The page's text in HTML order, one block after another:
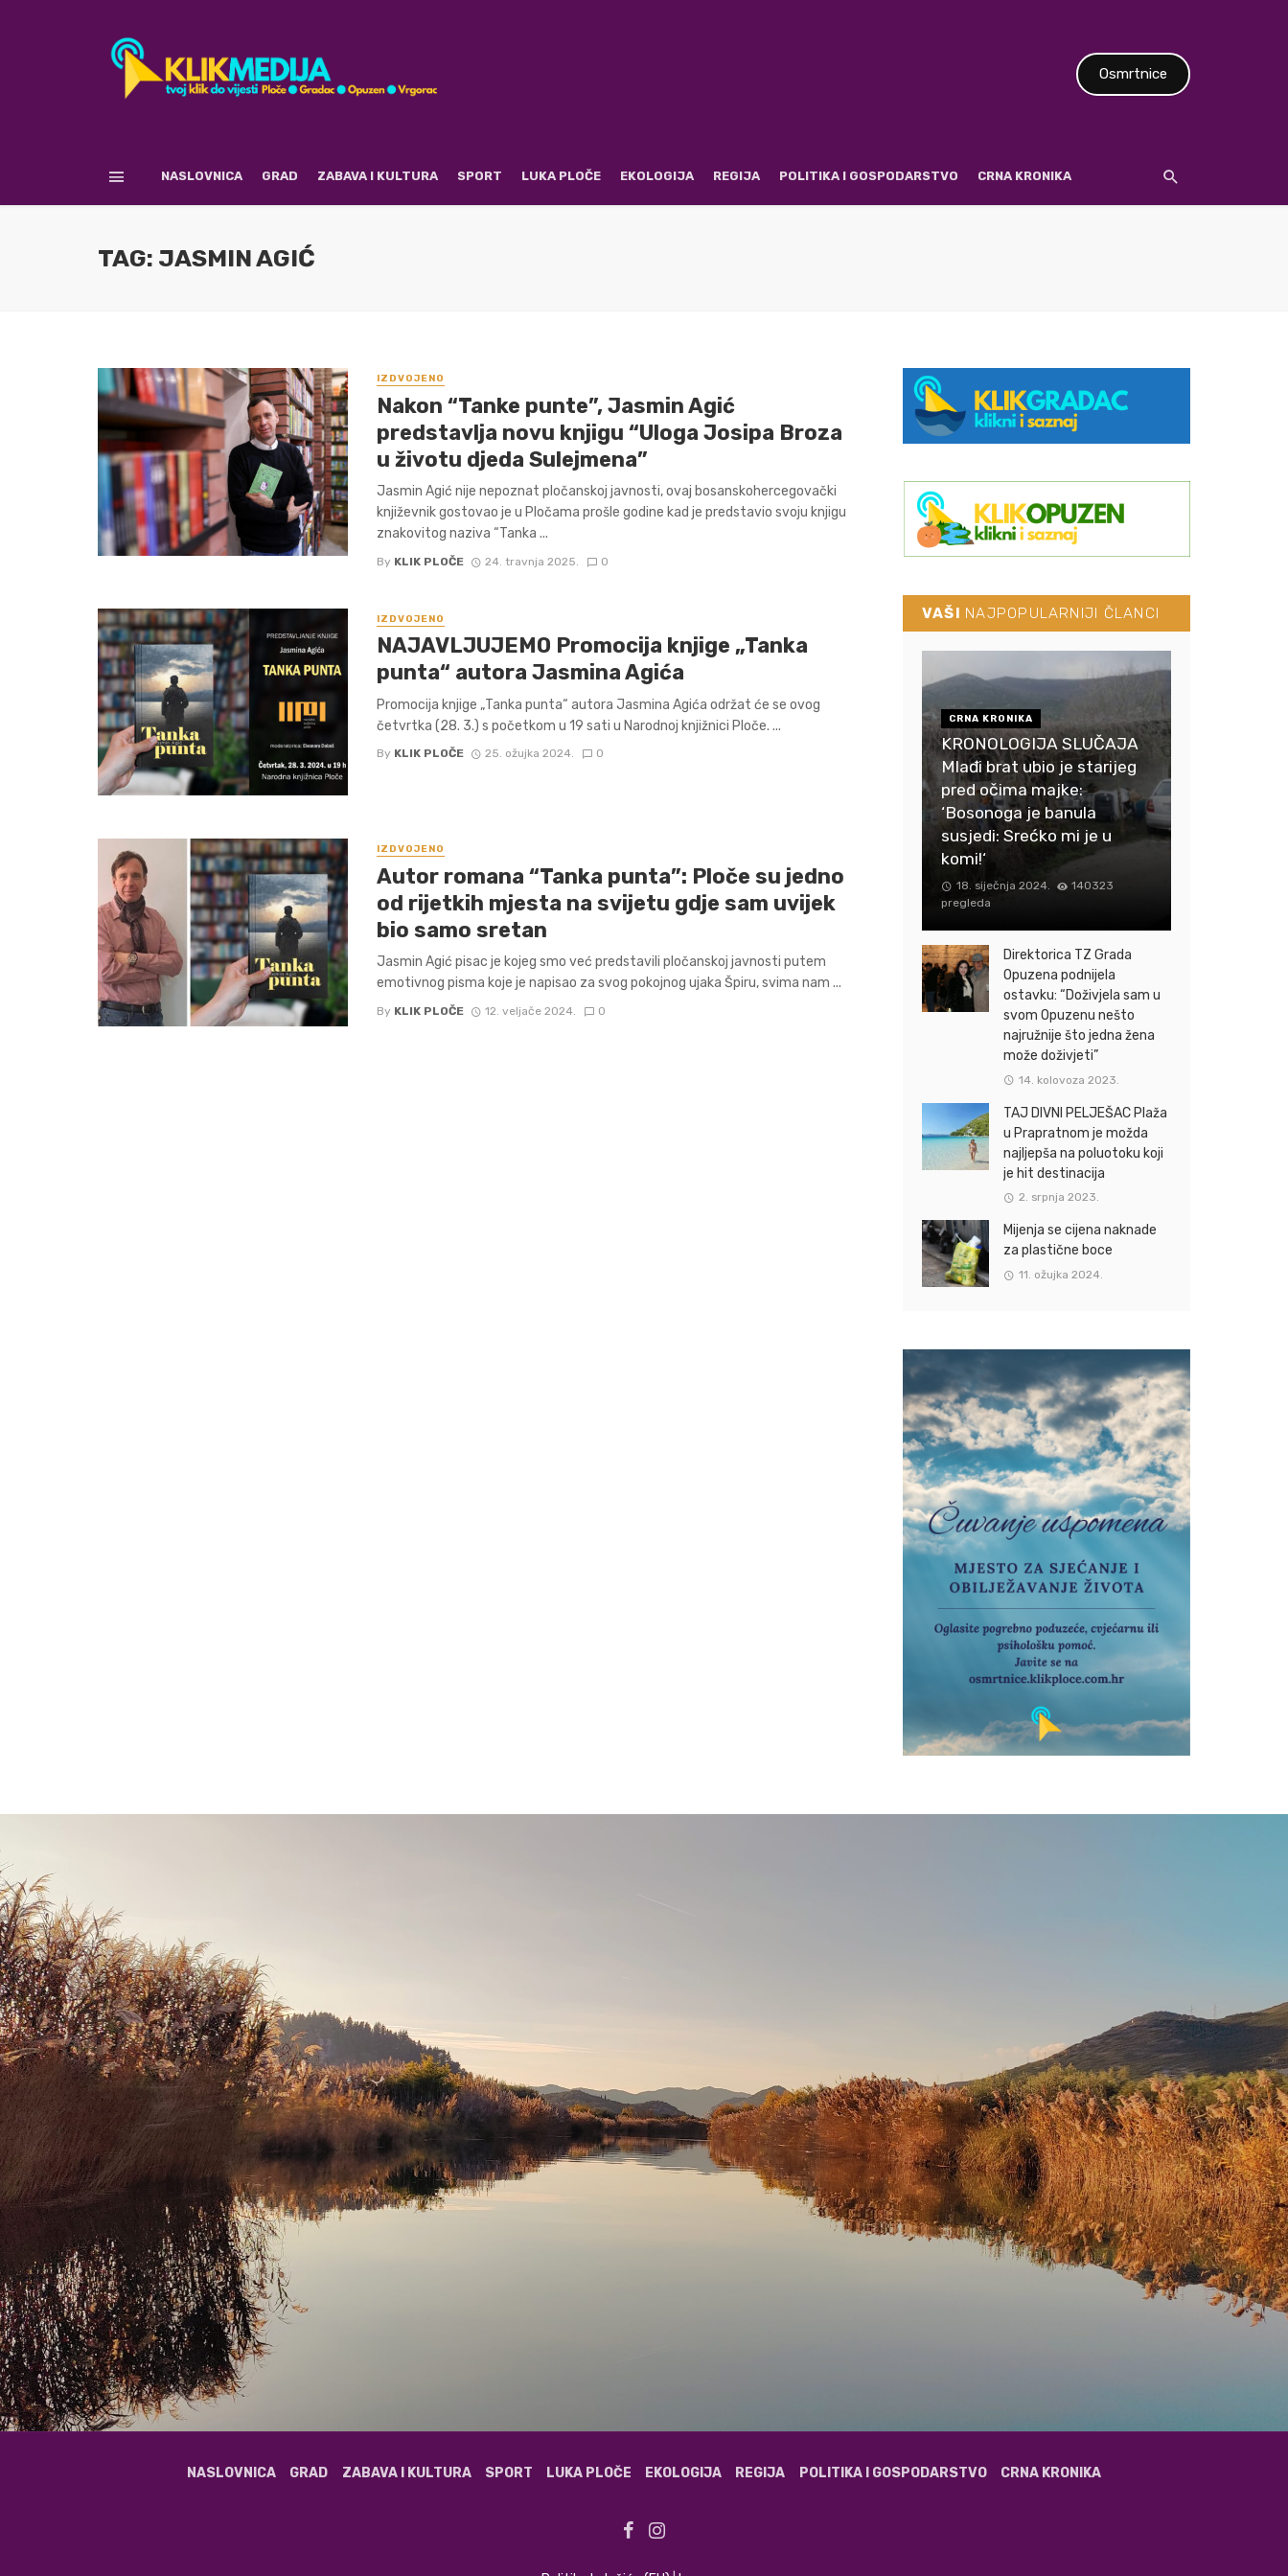
Osmrtnice
NASLOVNICA GRAD ZABAVA I KULTURA SPORT LUKA PLOČE EKOLOGIJA REGIJA POLITIKA I GOSPODARSTVO CRNA KRONIKA
TAG: JASMIN AGIĆ
IZDVOJENO
Nakon “Tanke punte”, Jasmin Agić
predstavlja novu knjigu “Uloga Josipa Broza
u životu djeda Sulejmena”
Jasmin Agić nije nepoznat pločanskoj javnosti, ovaj bosanskohercegovački
književnik gostovao je u Pločama prošle godine kad je predstavio svoju knjigu
znakovitog naziva “Tanka ...
By KLIK PLOČE 24. travnja 2025. 0
IZDVOJENO
NAJAVLJUJEMO Promocija knjige „Tanka
punta“ autora Jasmina Agića
Promocija knjige „Tanka punta“ autora Jasmina Agića održat će se ovog
četvrtka (28. 3.) s početkom u 19 sati u Narodnoj knjižnici Ploče. ...
By KLIK PLOČE 25. ožujka 2024. 0
IZDVOJENO
Autor romana “Tanka punta”: Ploče su jedno
od rijetkih mjesta na svijetu gdje sam uvijek
bio samo sretan
Jasmin Agić pisac je kojeg smo već predstavili pločanskoj javnosti putem
emotivnog pisma koje je napisao za svog pokojnog ujaka Špiru, svima nam ...
By KLIK PLOČE 12. veljače 2024. 0
VAŠI NAJPOPULARNIJI ČLANCI
CRNA KRONIKA
KRONOLOGIJA SLUČAJA
Mlađi brat ubio je starijeg
pred očima majke:
‘Bosonoga je banula
susjedi: Srećko mi je u
komi!‘
18. siječnja 2024.
140323
pregleda
Direktorica TZ Grada
Opuzena podnijela
ostavku: “Doživjela sam u
svom Opuzenu nešto
najružnije što jedna žena
može doživjeti”
14. kolovoza 2023.
TAJ DIVNI PELJEŠAC Plaža
u Prapratnom je možda
najljepša na poluotoku koji
je hit destinacija
2. srpnja 2023.
Mijenja se cijena naknade
za plastične boce
11. ožujka 2024.
NASLOVNICA GRAD ZABAVA I KULTURA SPORT LUKA PLOČE EKOLOGIJA REGIJA POLITIKA I GOSPODARSTVO CRNA KRONIKA